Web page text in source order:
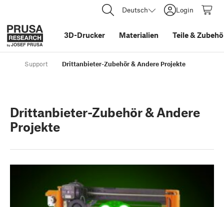
Deutsch Login
3D-Drucker Materialien Teile&
Support Drittanbieter-Zubehör & Andere Projekte
Drittanbieter-Zubehör & Andere
Projekte